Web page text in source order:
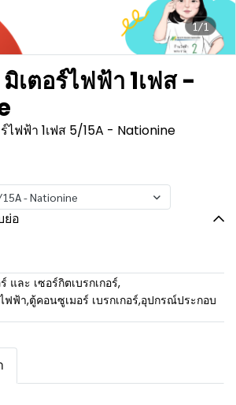
1/1
เตอร์ไฟฟ้า 1เฟส -
ไฟฟ้า 1เฟส 5/15A - Nationine
- Nationine
ย่อ
และ เซอร์กิตเบรกเกอร์,
ฟฟ้า,ตู้คอนซูเมอร์ เบรกเกอร์,อุปกรณ์ประกอบ